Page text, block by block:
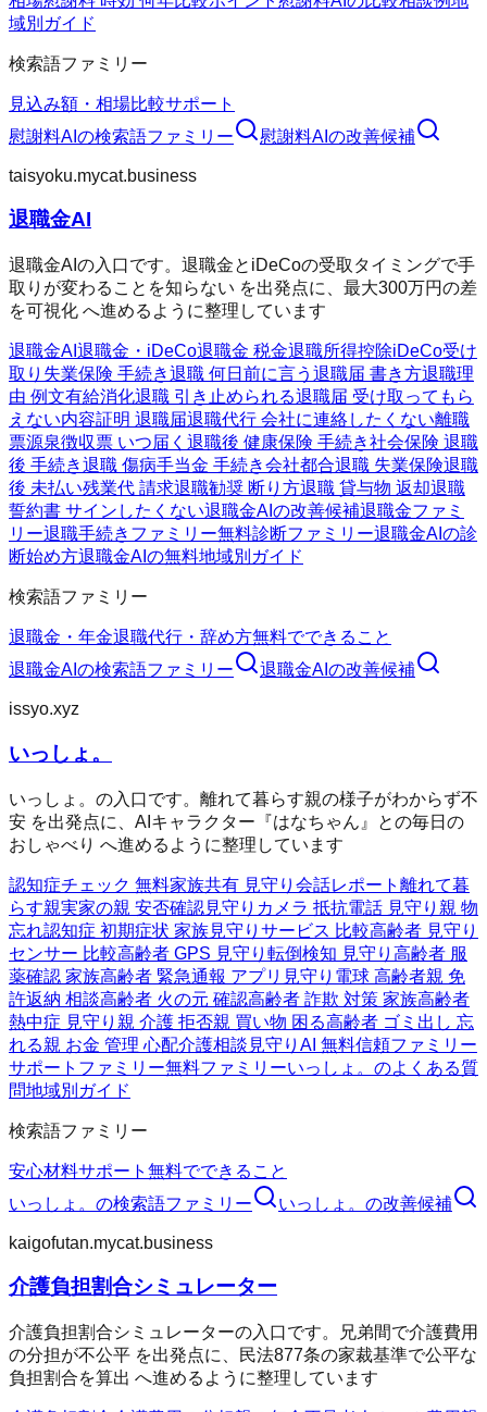
域別ガイド
検索語ファミリー
見込み額・相場比較サポート
慰謝料AI の検索語ファミリー 慰謝料AI の改善候補
taisyoku.mycat.business
退職金AI
退職金AIの入口です。退職金とiDeCoの受取タイミングで手
取りが変わることを知らない を出発点に、最大300万円の差
を可視化 へ進めるように整理しています
退職金AI 退職金・iDeCo退職金 税金退職所得控除iDeCo受け
取り 失業保険 手続き退職 何日前に言う 退職届 書き方退職理
由 例文有給消化退職 引き止められる退職届 受け取ってもら
えない内容証明 退職届退職代行 会社に連絡したくない離職
票源泉徴収票 いつ届く 退職後 健康保険 手続き社会保険 退職
後 手続き退職 傷病手当金 手続き会社都合退職 失業保険退職
後 未払い残業代 請求退職勧奨 断り方退職 貸与物 返却退職
誓約書 サインしたくない退職金AIの改善候補退職金ファミ
リー退職手続きファミリー無料診断ファミリー退職金AIの診
断始め方退職金AIの無料地域別ガイド
検索語ファミリー
退職金・年金退職代行・辞め方無料でできること
退職金AI の検索語ファミリー 退職金AI の改善候補
issyo.xyz
いっしょ。
いっしょ。の入口です。離れて暮らす親の様子がわからず不
安 を出発点に、AIキャラクター『はなちゃん』との毎日の
おしゃべり へ進めるように整理しています
認知症チェック 無料家族共有 見守り 会話レポート 離れて暮
らす親実家の親 安否確認見守りカメラ 抵抗電話 見守り 親 物
忘れ認知症 初期症状 家族見守りサービス 比較高齢者 見守り
センサー 比較高齢者 GPS 見守り 転倒検知 見守り 高齢者 服
薬確認 家族高齢者 緊急通報 アプリ 見守り電球 高齢者親 免
許返納 相談高齢者 火の元 確認高齢者 詐欺 対策 家族高齢者
熱中症 見守り 親 介護 拒否親 買い物 困る高齢者 ゴミ出し 忘
れる親 お金 管理 心配介護相談 見守りAI 無料信頼ファミリー
サポートファミリー無料ファミリーいっしょ。のよくある質
問地域別ガイド
検索語ファミリー
安心材料サポート 無料でできること
いっしょ。 の検索語ファミリー いっしょ。 の改善候補
kaigofutan.mycat.business
介護負担割合シミュレーター
介護負担割合シミュレーターの入口です。兄弟間で介護費用
の分担が不公平 を出発点に、民法877条の家裁基準で公平な
負担割合を算出 へ進めるように整理しています